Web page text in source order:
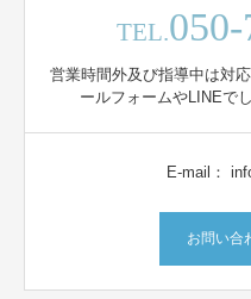
TEL.
営業時間外及び指導中は対
ールフォームやLINEで
E-mail：
お問い合